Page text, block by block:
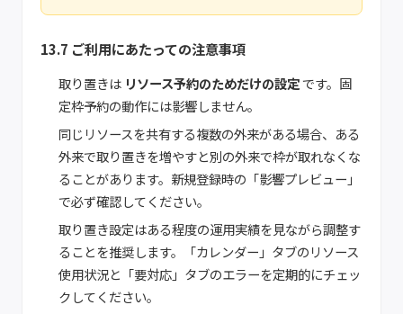
13.7 ご利用にあたっての注意事項
取り置きは リソース予約のためだけの設定です。固
定枠予約の動作には影響しません。
同じリソースを共有する複数の外来がある場合、ある
外来で取り置きを増やすと別の外来で枠が取れなくな
ることがあります。新規登録時の「影響プレビュー」
で必ず確認してください。
取り置き設定はある程度の運用実績を見ながら調整す
ることを推奨します。「カレンダー」タブのリソース
使用状況と「要対応」タブのエラーを定期的にチェッ
クしてください。